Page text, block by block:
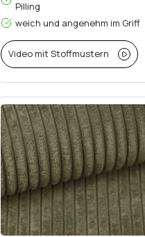
Pilling
weich und angenehm im Griff
Video mit Stoffmustern